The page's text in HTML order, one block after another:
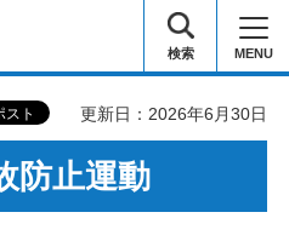
検索 MENU
更新日：2026年6月30日
防止運動